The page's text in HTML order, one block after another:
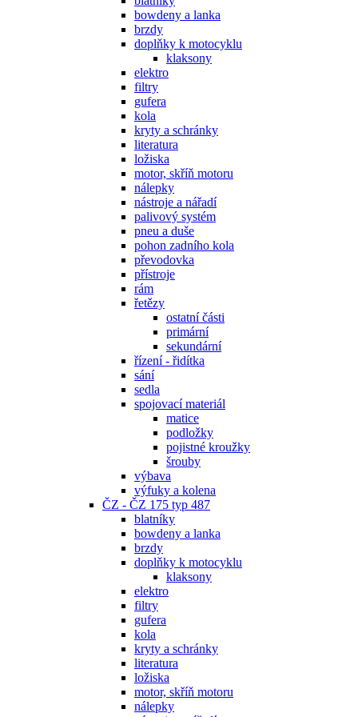
bowdeny a lanka
brzdy
doplňky k motocyklu
klaksony
elektro
filtry
gufera
kola
kryty a schránky
literatura
ložiska
motor, skříň motoru
nálepky
nástroje a nářadí
palivový systém
pneu a duše
pohon zadního kola
převodovka
přístroje
rám
řetězy
ostatní části
primární
sekundární
řízení - řidítka
sání
sedla
spojovací materiál
matice
podložky
pojistné kroužky
šrouby
výbava
výfuky a kolena
ČZ - ČZ 175 typ 487
blatníky
bowdeny a lanka
brzdy
doplňky k motocyklu
klaksony
elektro
filtry
gufera
kola
kryty a schránky
literatura
ložiska
motor, skříň motoru
nálepky